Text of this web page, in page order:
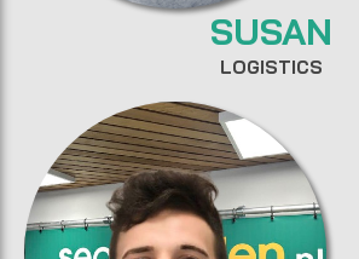
SUSAN
LOGISTICS